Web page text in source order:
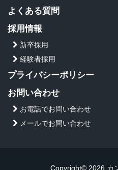
よくある質問
採用情報
新卒採用
経験者採用
プライバシーポリシー
お問い合わせ
お電話でお問い合わせ
メールでお問い合わせ
Copyright© 2026 カ